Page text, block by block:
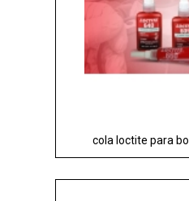
cola loctite para